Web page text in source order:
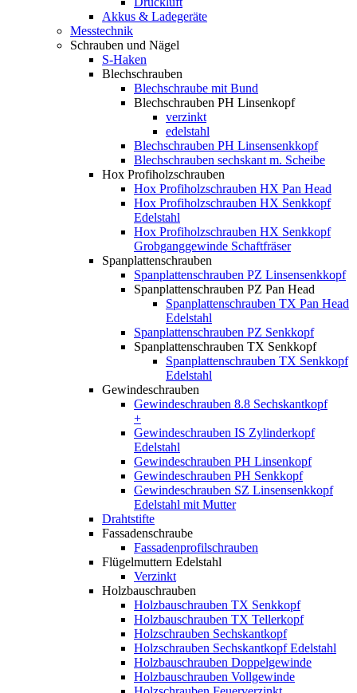
Akkus & Ladegeräte
Messtechnik
Schrauben und Nägel
S-Haken
Blechschrauben
Blechschraube mit Bund
Blechschrauben PH Linsenkopf
verzinkt
edelstahl
Blechschrauben PH Linsensenkkopf
Blechschrauben sechskant m. Scheibe
Hox Profiholzschrauben
Hox Profiholzschrauben HX Pan Head
Hox Profiholzschrauben HX Senkkopf
Edelstahl
Hox Profiholzschrauben HX Senkkopf
Grobganggewinde Schaftfräser
Spanplattenschrauben
Spanplattenschrauben PZ Linsensenkkopf
Spanplattenschrauben PZ Pan Head
Spanplattenschrauben TX Pan Head
Edelstahl
Spanplattenschrauben PZ Senkkopf
Spanplattenschrauben TX Senkkopf
Spanplattenschrauben TX Senkkopf
Edelstahl
Gewindeschrauben
Gewindeschrauben 8.8 Sechskantkopf
+
Gewindeschrauben IS Zylinderkopf
Edelstahl
Gewindeschrauben PH Linsenkopf
Gewindeschrauben PH Senkkopf
Gewindeschrauben SZ Linsensenkkopf
Edelstahl mit Mutter
Drahtstifte
Fassadenschraube
Fassadenprofilschrauben
Flügelmuttern Edelstahl
Verzinkt
Holzbauschrauben
Holzbauschrauben TX Senkkopf
Holzbauschrauben TX Tellerkopf
Holzschrauben Sechskantkopf
Holzschrauben Sechskantkopf Edelstahl
Holzbauschrauben Doppelgewinde
Holzbauschrauben Vollgewinde